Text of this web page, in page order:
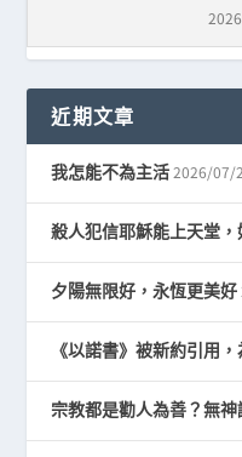
近期文章
我怎能不為主活 2026/07/
殺人犯信耶穌能上天堂，
夕陽無限好，永恆更美好
《以諾書》被新約引用
宗教都是勸人為善？無神